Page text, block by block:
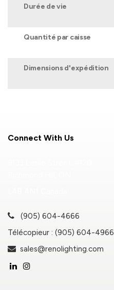
Durée de vie
Quantité par caisse
Dimensions d'expédition
Connect With Us
(905) 604-4666
Télécopieur : (905) 604-4966
sales@renolighting.com